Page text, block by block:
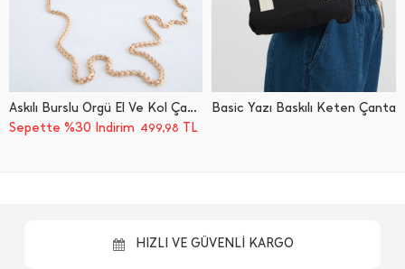
Askılı Burslu Örgü El Ve Kol Çantası
Sepette %30 İndirim 499,98 TL
Basic Yazı Baskılı Keten Çanta
HIZLI VE GÜVENLİ KARGO